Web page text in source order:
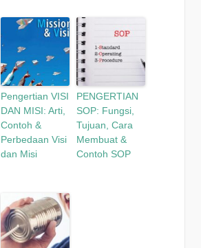
Pengertian VISI
DAN MISI: Arti,
Contoh &
Perbedaan Visi
dan Misi
PENGERTIAN
SOP: Fungsi,
Tujuan, Cara
Membuat &
Contoh SOP